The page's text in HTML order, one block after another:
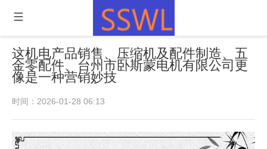
这机电产品销售、压缩机及配件制造、五
金零配件、台州市卧斯蒙电机有限公司更
像是一种营销妙技
时间：2026-01-28 06:13